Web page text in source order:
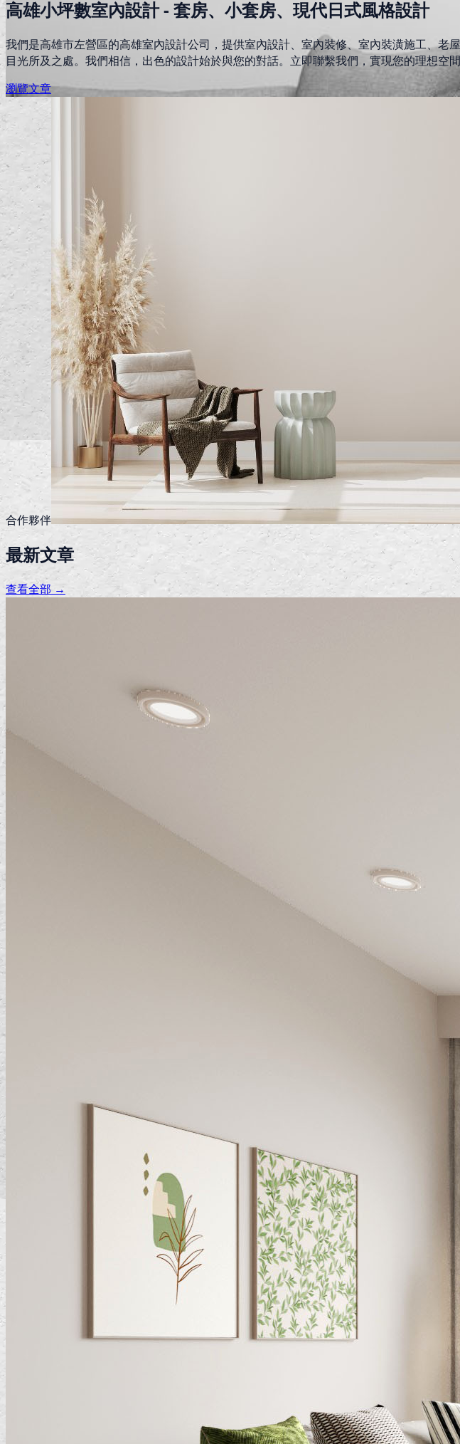
高雄小坪數室內設計 - 套房、小套房、現代日式風格設計
我們是高雄市左營區的高雄室內設計公司，提供室內設計、室內裝修、室內裝潢施工、
目光所及之處。我們相信，出色的設計始於與您的對話。立即聯繫我們，實現您的理想空
瀏覽文章
合作夥伴
最新文章
查看全部 →